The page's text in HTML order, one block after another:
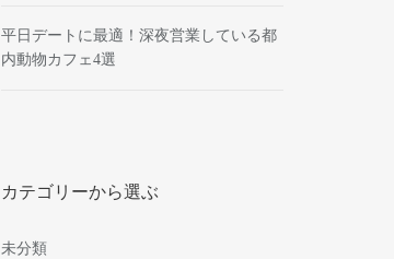
平日デートに最適！深夜営業している都
内動物カフェ4選
カテゴリーから選ぶ
未分類